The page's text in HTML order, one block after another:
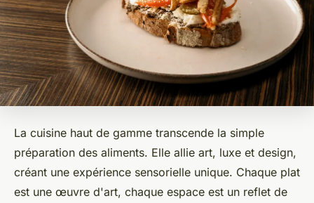
La cuisine haut de gamme transcende la simple
préparation des aliments. Elle allie art, luxe et design,
créant une expérience sensorielle unique. Chaque plat
est une œuvre d'art, chaque espace est un reflet de